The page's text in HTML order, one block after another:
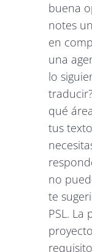
buena
notes
en
una
lo
qué
tus
no
te
PSL. La